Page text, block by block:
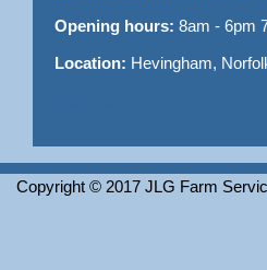
Opening hours: 8am - 6pm
Location: Hevingham,
Copyright © 2017 JLG Farm